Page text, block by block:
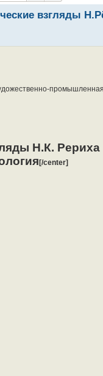
взгляды
Н.К. Рериха
[/center]